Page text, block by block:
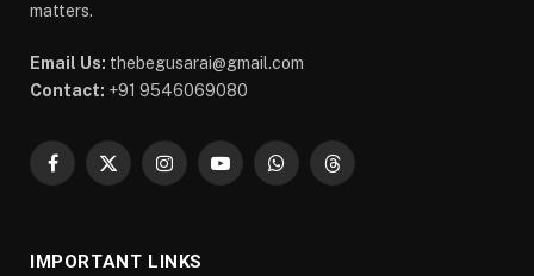
matters.
Email Us: thebegusarai@gmail.com
Contact: +91 9546069080
Facebook
X
InstagramYouTubeWhatsAppThreads
IMPORTANT LINKS